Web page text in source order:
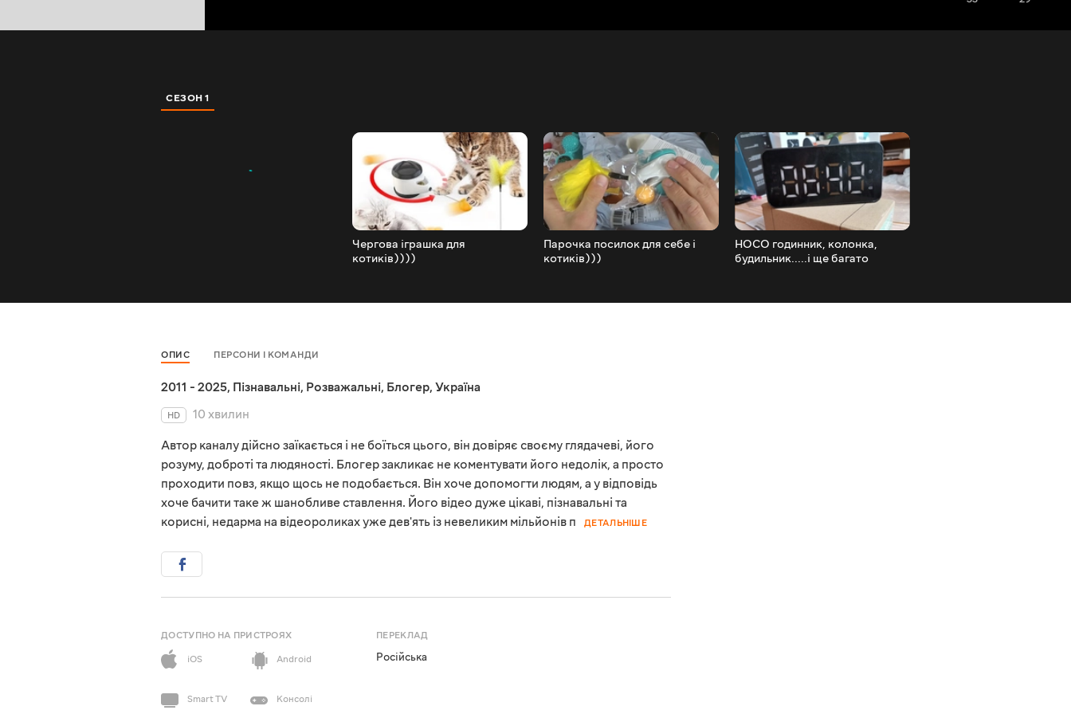
СЕЗОН 1
Чергова іграшка для
котиків))))
Парочка посилок для себе і
котиків)))
HOCO годинник, колонка,
будильник.....і ще багато
ОПИС ПЕРСОНИ І КОМАНДИ
2011 - 2025, Пізнавальні, Розважальні, Блогер, Україна
HD
10 хвилин
Автор каналу дійсно заїкається і не боїться цього, він довіряє своєму глядачеві, його
розуму, доброті та людяності. Блогер закликає не коментувати його недолік, а просто
проходити повз, якщо щось не подобається. Він хоче допомогти людям, а у відповідь
хоче бачити таке ж шанобливе ставлення. Його відео дуже цікаві, пізнавальні та
корисні, недарма на відеороликах уже дев'ять із невеликим мільйонів п
ДЕТАЛЬНІШЕ
ДОСТУПНО НА ПРИСТРОЯХ
iOS
Android
Smart TV Консолі
ПЕРЕКЛАД
Російська